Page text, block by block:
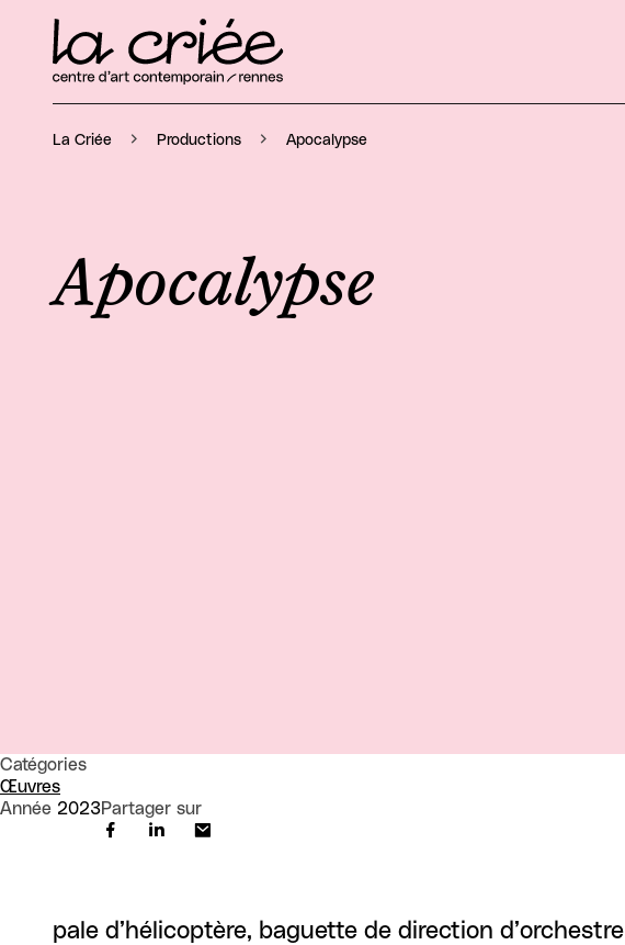
La Criée Productions Apocalypse
Apocalypse
Catégories
Œuvres
Année 2023Partager sur
pale d’hélicoptère, baguette de direction d’orchestre